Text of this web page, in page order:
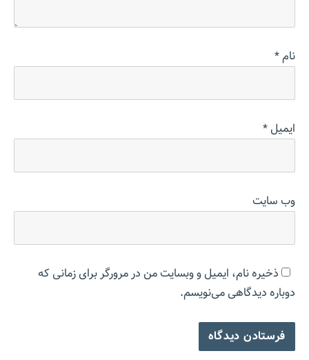
نام*
ایمیل*
وب‌ سایت
ذخیره نام، ایمیل و وبسایت من در مرورگر برای زمانی که
دوباره دیدگاهی می‌نویسم.